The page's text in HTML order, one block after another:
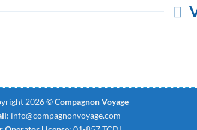
2026 ©Compagnon Voyage
: info@compagnonvoyage.com